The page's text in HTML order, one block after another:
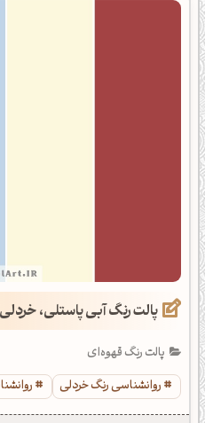
پالت رنگ آبی پاستلی،
پالت رنگ قهوه‌ای
روانشناسی رنگ خردلی